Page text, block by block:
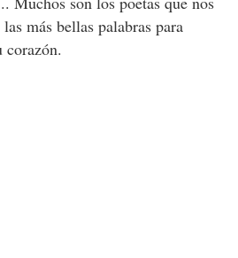
más bellas palabras para
corazón.